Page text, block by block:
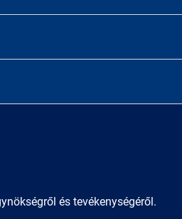
és tevékenységéről.